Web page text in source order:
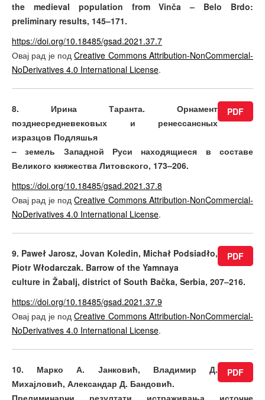
the medieval population from Vinča – Belo Brdo:
preliminary results, 145–171.
https://doi.org/10.18485/gsad.2021.37.7
Овај рад је подCreative Commons Attribution-NonCommercial-
NoDerivatives 4.0 International License.
PDF
8. Ирина Таранта. Орнамент
позднесредневековых и ренессансных
изразцов Под­ляшья
– земель Западной Руси находящиеся в составе
Великого княжества Литовского, 173–206.
https://doi.org/10.18485/gsad.2021.37.8
Овај рад је подCreative Commons Attribution-NonCommercial-
NoDerivatives 4.0 International License.
PDF
9. Paweł Jarosz, Jovan Koledin, Michał Podsiadło,
Piotr Włodarczak. Barrow of the Yamnaya
culture in Žabalj, district of South Bačka, Serbia, 207–216.
https://doi.org/10.18485/gsad.2021.37.9
Овај рад је подCreative Commons Attribution-NonCommercial-
NoDerivatives 4.0 International License.
PDF
10. Марко А. Јанковић, Владимир Д.
Михајловић, Александар Д. Бандовић.
Прелиминарни резулта­ти истраживања источне